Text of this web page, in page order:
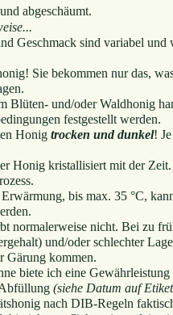
und abgeschäumt.
Geschmack sind variabel und
Sie bekommen nur das,
Blüten- und/oder Waldhonig
festgestellt werden.
Honigtrocken und dunkel!
Honig kristallisiert mit der Zeit.
bis max. 35 °C,
normalerweise nicht. Bei zu
und/oder schlechter
Gärung kommen.
biete ich eine
Abfüllung(siehe Datum auf
nach DIB-Regeln